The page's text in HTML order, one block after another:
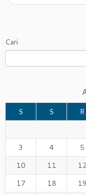
Cari
S S R
3
4 5
10
11 12
17
18 19